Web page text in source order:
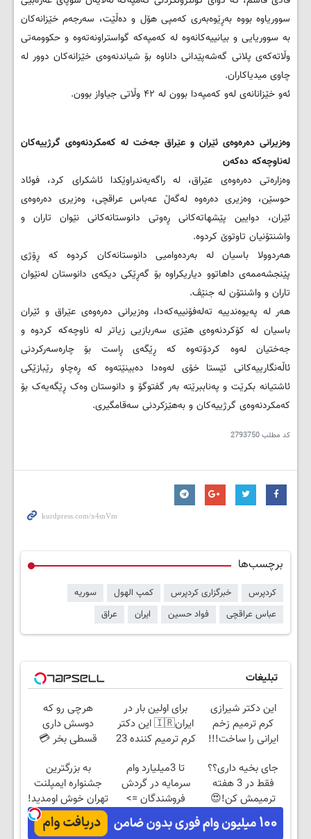
سووریاوە بووە بەڕێوەبەری کەمپی هۆل و دەڵێت، سەرجەم خێزانەکان
بە سووریایی و بیانییەکانەوە لە کەمپەکە گواستراونەتەوە و حکوومەتی
وڵاتەکەی پلانی گەشەپێدانی داناوە بۆ شیاندنەوەی خێزانەکان دوور لە
چاوی میدیاکاران.
ئەو خێزانانەی لەو کەمپەدا بوون لە ۴۲ وڵاتی جیاواز بوون.
وەزیرانی دەرەوەی ئێران و عێراق جەخت لە که‌مکردنه‌وه‌ی گرژییه‌کان
له‌ناوچه‌که دەکەن
وه‌زاره‌تی ده‌ره‌وه‌ی عێراق، له‌ راگه‌یه‌ندراوێکدا ئاشکرای کرد، فوئاد
حوسێن، وه‌زیری ده‌ره‌وه‌ له‌گه‌ڵ عه‌باس عراقچی، وه‌زیری ده‌ره‌وه‌ی
ئێران، دوایین پێشهاته‌کانی ڕه‌وتی دانوستانه‌کانی نێوان تاران و
واشنتۆنیان تاوتوێ کردوه‌.
هه‌ردوولا باسیان له‌ به‌رده‌وامیی دانوستانه‌کان کردوه‌ که‌ ڕۆژی
پێنجشه‌ممه‌ی داهاتوو دیاریکراوه‌ بۆ گه‌ڕێکی دیکه‌ی دانوستان له‌نێوان
تاران و واشنتۆن له‌ جنێڤ.
هه‌ر له‌ په‌یوه‌ندییه‌ ته‌له‌فۆنییه‌که‌دا، وه‌زیرانی ده‌ره‌وه‌ی عێراق و ئێران
باسیان له‌ کۆکردنه‌وه‌ی هێزی سه‌ربازیی زیاتر له‌ ناوچه‌که‌ کردوه ‌و
جه‌ختیان له‌وه‌ کردۆته‌وه‌ که‌ ڕێگه‌ی ڕاست بۆ چاره‌سه‌رکردنی
ئاڵه‌نگارییه‌کانی ئێستا خۆی له‌وه‌دا ده‌بینێته‌وه‌ که‌ ڕه‌چاو رێبازێکی
ئاشتیانه‌ بکرێت و په‌ناببرێته‌ به‌ر گفتوگۆ و دانوستان وه‌ک ڕێگه‌یه‌ک بۆ
که‌مکردنه‌وه‌ی گرژییه‌کان و به‌هێزکردنی سه‌قامگیری.
کد مطلب2793750
برچسب‌ها
کردپرس خبرگزاری کردپرس کمپ الهول
سوریه
عباس عراقچی
فواد حسین ایران عراق
تبلیغات
این دکتر شیرازی
کرم ترمیم زخم
ایرانی را ساخت!!!
برای اولین بار در
ایران🇮🇷 این دکتر
کرم ترمیم کننده 23
هرچی رو که
دوسش داری
قسطی بخر 💳
شروع کن 🚀
جای بخیه داری؟؟
فقط در 3 هفته
ترمیمش کن!😍
تا 3میلیارد وام
سرمایه در گردش
فروشندگان =>
فروشگاهت رو ثبت
کن
به بزرگترین
جشنواره ایمپلنت
تهران خوش اومدید!
| فقط ۲۵ میلیون !